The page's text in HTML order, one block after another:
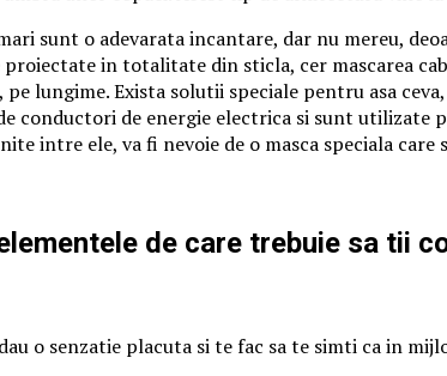
sunt o adevarata incantare, dar nu mereu,
in totalitate din sticla, cer mascarea
lungime. Exista solutii speciale pentru asa
conductori de energie electrica si sunt
intre ele, va fi nevoie de o masca speciala
de care trebuie sa tii
o senzatie placuta si te fac sa te simti ca in